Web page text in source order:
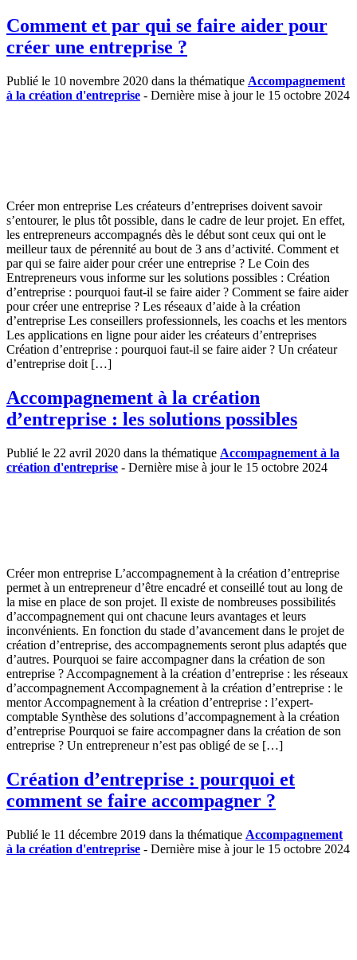
Comment et par qui se faire aider pour
créer une entreprise ?
Publié le 10 novembre 2020 dans la thématique Accompagnement
à la création d'entreprise - Dernière mise à jour le 15 octobre 2024
Créer mon entreprise Les créateurs d’entreprises doivent savoir
s’entourer, le plus tôt possible, dans le cadre de leur projet. En effet,
les entrepreneurs accompagnés dès le début sont ceux qui ont le
meilleur taux de pérennité au bout de 3 ans d’activité. Comment et
par qui se faire aider pour créer une entreprise ? Le Coin des
Entrepreneurs vous informe sur les solutions possibles : Création
d’entreprise : pourquoi faut-il se faire aider ? Comment se faire aider
pour créer une entreprise ? Les réseaux d’aide à la création
d’entreprise Les conseillers professionnels, les coachs et les mentors
Les applications en ligne pour aider les créateurs d’entreprises
Création d’entreprise : pourquoi faut-il se faire aider ? Un créateur
d’entreprise doit […]
Accompagnement à la création
d’entreprise : les solutions possibles
Publié le 22 avril 2020 dans la thématique Accompagnement à la
création d'entreprise - Dernière mise à jour le 15 octobre 2024
Créer mon entreprise L’accompagnement à la création d’entreprise
permet à un entrepreneur d’être encadré et conseillé tout au long de
la mise en place de son projet. Il existe de nombreuses possibilités
d’accompagnement qui ont chacune leurs avantages et leurs
inconvénients. En fonction du stade d’avancement dans le projet de
création d’entreprise, des accompagnements seront plus adaptés que
d’autres. Pourquoi se faire accompagner dans la création de son
entreprise ? Accompagnement à la création d’entreprise : les réseaux
d’accompagnement Accompagnement à la création d’entreprise : le
mentor Accompagnement à la création d’entreprise : l’expert-
comptable Synthèse des solutions d’accompagnement à la création
d’entreprise Pourquoi se faire accompagner dans la création de son
entreprise ? Un entrepreneur n’est pas obligé de se […]
Création d’entreprise : pourquoi et
comment se faire accompagner ?
Publié le 11 décembre 2019 dans la thématique Accompagnement
à la création d'entreprise - Dernière mise à jour le 15 octobre 2024